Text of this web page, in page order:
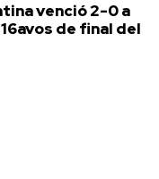
venció 2-0 a
de final del